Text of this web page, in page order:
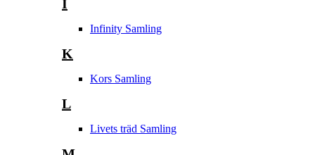
I
Infinity Samling
K
Kors Samling
L
Livets träd Samling